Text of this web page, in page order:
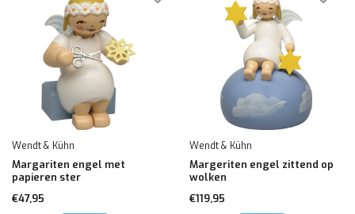
Wendt & Kühn
Margariten engel met
papieren ster
€47,95
Wendt & Kühn
Margeriten engel zittend op
wolken
€119,95